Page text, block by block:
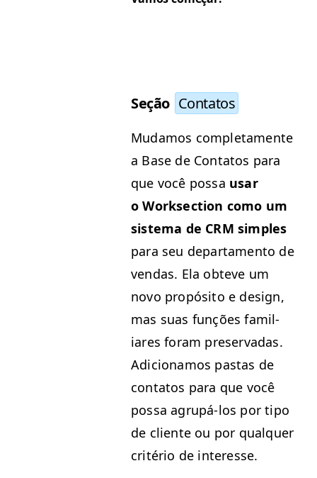
Seção Con­tatos
Mudamos com­ple­ta­mente
a Base de Con­tatos para
que você pos­sa usar
o Work­sec­tion como um
sis­tema de CRM sim­ples
para seu depar­ta­men­to de
ven­das. Ela obteve um
novo propósi­to e design,
mas suas funções famil­
iares foram preservadas.
Adi­cionamos pas­tas de
con­tatos para que você
pos­sa agrupá-los por tipo
de cliente ou por qual­quer
critério de interesse.